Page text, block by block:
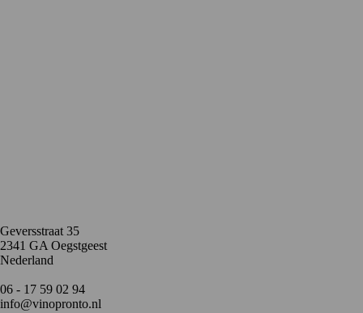
Geversstraat 35
2341 GA Oegstgeest
Nederland
06 - 17 59 02 94
info@vinopronto.nl